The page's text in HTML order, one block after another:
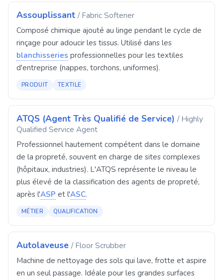
Assouplissant / Fabric Softener
Composé chimique ajouté au linge pendant le cycle de
rinçage pour adoucir les tissus. Utilisé dans les
blanchisseries professionnelles pour les textiles
d'entreprise (nappes, torchons, uniformes).
PRODUIT TEXTILE
ATQS (Agent Très Qualifié de Service) / Highly
Qualified Service Agent
Professionnel hautement compétent dans le domaine
de la propreté, souvent en charge de sites complexes
(hôpitaux, industries). L'ATQS représente le niveau le
plus élevé de la classification des agents de propreté,
après l'ASP et l'ASC.
MÉTIER QUALIFICATION
Autolaveuse / Floor Scrubber
Machine de nettoyage des sols qui lave, frotte et aspire
en un seul passage. Idéale pour les grandes surfaces